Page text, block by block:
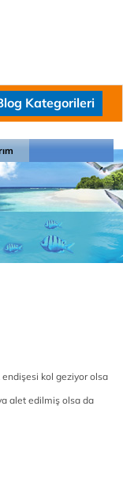
Kategorileri
kol geziyor olsa
alet edilmiş olsa da